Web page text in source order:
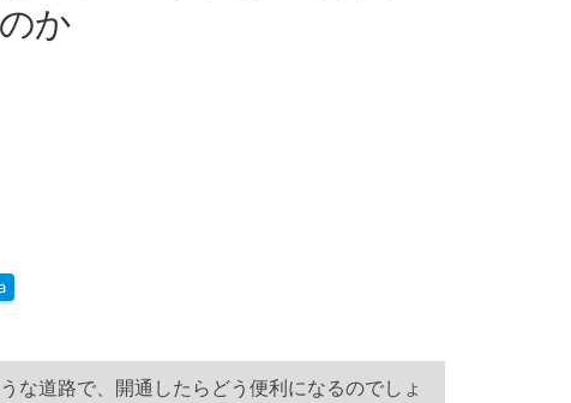
か
な道路で、開通したらどう便利になるのでしょ